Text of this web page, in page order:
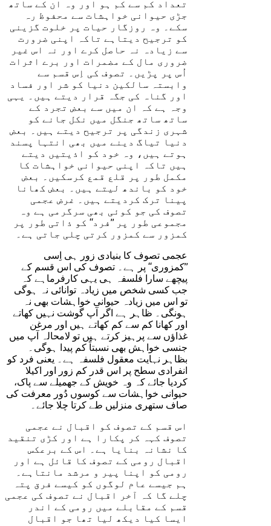
تعداد کم سے کم ہو اور وہ ان کے ساتھ
جڑی حیوانی خواہشات سے محفوظ رہ
سکے۔ وہ روزگار حیات پر خلوت گزینی
کو ترجیح دیتاہے تاکہ اپنی ضرورت
سے زیادہ نہ حاصل کرے اور نہ اس غیر
ضروری مال کے مضمرات اور برے اثرات
اُس پر پڑیں۔ تصوف کی اِس قسم سے
وابستہ سالکین دنیا کو شر اور فساد
اور گناہ کی جگہ قرار دیتے ہیں۔ یہی
وجہ ہے کہ ان میں سے بعض تجرد کے
ساتھ ساتھ جنگل میں نکل جانے کو
شہری زندگی پر ترجیح دیتے ہیں۔ بعض
دنیا تیاگ دینے میں بھی انتہا پسند
ہوتے ہیں، وہ خود کو اذیتیں دیتے
ہیں تاکہ اپنی حیوانی خواہشات کا
مکمل طور پر قلع قمع کرسکیں۔ بعض
خود کو باندھ لیتے ہیں۔ بعض کھانا
پینا ترک کردیتے ہیں۔ غرض عجمی
تصوف کی جو کوئی بھی سرگرمی ہے وہ
مجموعی طور پر ’’فرد‘‘ کو ذاتی طور پر
کمزور سے کمزور کرتی چلی جاتی ہے۔
عجمی تصوف کا بنیادی زور ہی اِسی
’’کمزوری‘‘ پر ہے۔ تصوف کی اس قسم کے
پیچھے سارا فلسفہ ہی یہی کارفرماہے کہ
جب کسی شخص میں زیادہ توانائی نہ ہوگی
تو اس میں زیادہ حیوانی خواہشات بھی نہ
ہونگی۔ ظاہر ہے اگر آپ گوشت نہیں کھاتے
اور کھانا کم سے کم کھاتے ہیں اور مرغن
غذاؤں سے پرہیز کرتے ہیں تو لامحالہ آپ میں
جنسی خواہش بھی نسبتاً کم پیدا ہوگی۔
بظاہر نہایت معقول فلسفہ ہے۔ یعنی فرد کو
انفرادی سطح پر اس قدر کم زور اور اکیلا
کردیا جائے کہ وہ خویش کے جھمیلے سے پاک،
حیوانی خواہشات سے کوسوں دُور معرفت کی
صاف ستھری منزلیں طے کرتا چلا جائے۔
اس قسم کے تصوف کو اقبال نے عجمی
تصوف کہہ کر پکارا ہے اور کڑی تنقید
کا نشانہ بنایا ہے۔ اس کے برعکس
اقبال رومی کے تصوف کا قائل ہے اور
رومی کو اپنا پیر و مرشد مانتاہے۔
ہم جیسے عام لوگوں کو کیسے فرق پتہ
چلے گا کہ آخر اقبال نے تصوف کی عجمی
قسم کے مقابلے میں رومی کے اندر
ایسا کیا دیکھ لیا تھا جو اقبال